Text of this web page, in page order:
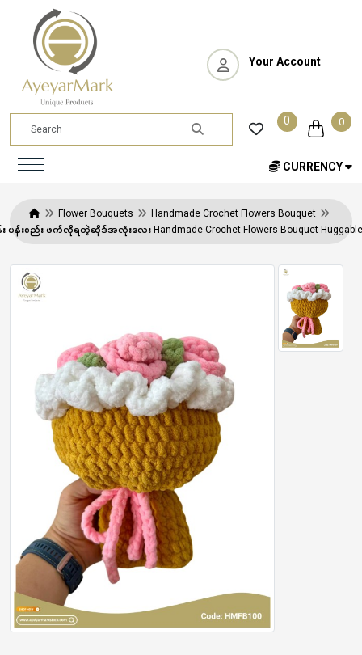
Your Account
0 0
CURRENCY
Flower Bouquets
Handmade Crochet Flowers Bouquet
ပန်းစည်း ဖက်လိုရတဲ့ဆိုဒ်အလုံးလေး Handmade Crochet Flowers Bouquet Huggable